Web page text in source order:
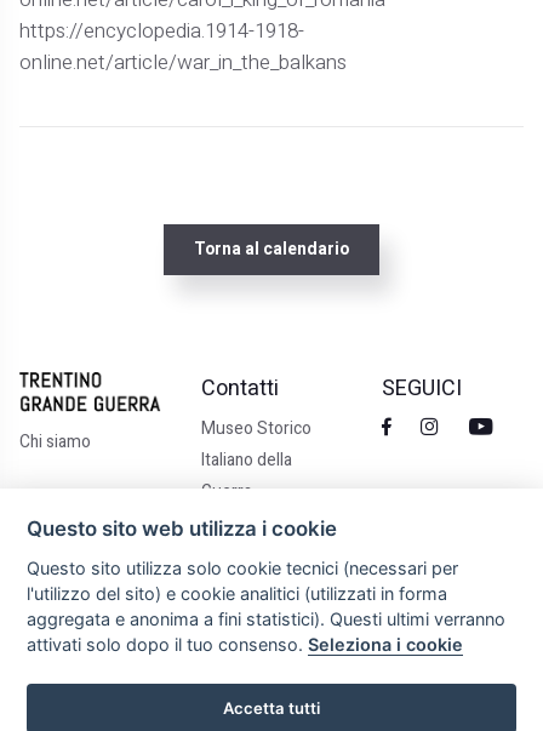
https://encyclopedia.1914-1918-
online.net/article/war_in_the_balkans
Torna al calendario
Chi siamo
Contatti
Museo Storico
Italiano della
Guerra
Via Castelbarco 7,
Rovereto TN
+39 0464 438100
info@trentinograndeguerra.it
SEGUICI
Terms of Service
Questo sito web utilizza i cookie
Questo sito utilizza solo cookie tecnici (necessari per
l'utilizzo del sito) e cookie analitici (utilizzati in forma
aggregata e anonima a fini statistici). Questi ultimi verranno
attivati solo dopo il tuo consenso.Seleziona i cookie
Accetta tutti